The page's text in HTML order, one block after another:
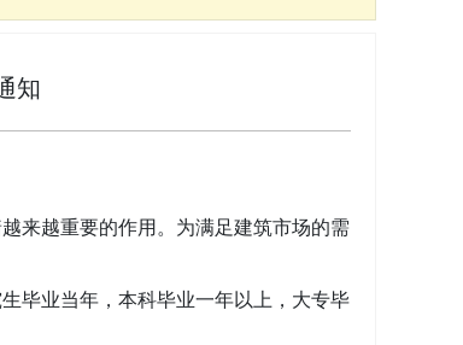
知
来越重要的作用。为满足建筑市场的需
毕业当年，本科毕业一年以上，大专毕